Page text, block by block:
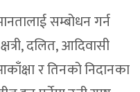
सम्बोधन गर्न
दलित, आदिवासी
र तिनको निदानका